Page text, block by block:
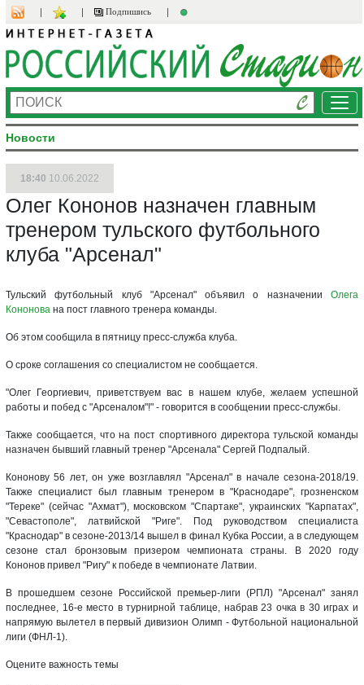
Подпишись
Новости
18:40 10.06.2022
Олег Кононов назначен главным
тренером тульского футбольного
клуба "Арсенал"
Тульский футбольный клуб "Арсенал" объявил о назначении Олега
Кононова на пост главного тренера команды.
Об этом сообщила в пятницу пресс-служба клуба.
О сроке соглашения со специалистом не сообщается.
"Олег Георгиевич, приветствуем вас в нашем клубе, желаем успешной
работы и побед с "Арсеналом"!" - говорится в сообщении пресс-службы.
Также сообщается, что на пост спортивного директора тульской команды
назначен бывший главный тренер "Арсенала" Сергей Подпалый.
Кононову 56 лет, он уже возглавлял "Арсенал" в начале сезона-2018/19.
Также специалист был главным тренером в "Краснодаре", грозненском
"Тереке" (сейчас "Ахмат"), московском "Спартаке", украинских "Карпатах",
"Севастополе", латвийской "Риге". Под руководством специалиста
"Краснодар" в сезоне-2013/14 вышел в финал Кубка России, а в следующем
сезоне стал бронзовым призером чемпионата страны. В 2020 году
Кононов привел "Ригу" к победе в чемпионате Латвии.
В прошедшем сезоне Российской премьер-лиги (РПЛ) "Арсенал" занял
последнее, 16-е место в турнирной таблице, набрав 23 очка в 30 играх и
напрямую вылетел в первый дивизион Олимп - Футбольной национальной
лиги (ФНЛ-1).
Оцените важность темы